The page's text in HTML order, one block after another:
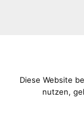
Diese Website
nutzen,